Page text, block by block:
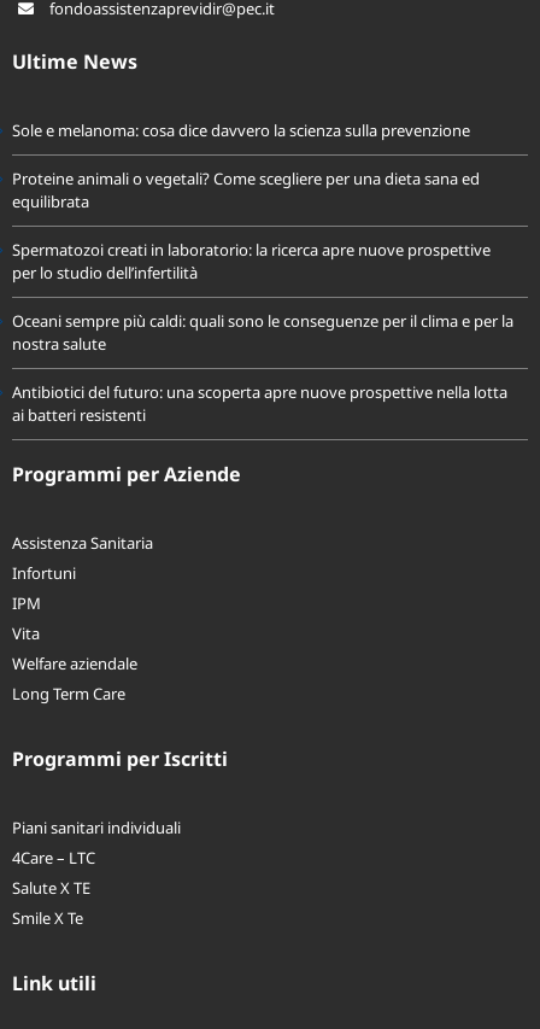
fondoassistenzaprevidir@pec.it
Ultime News
Sole e melanoma: cosa dice davvero la scienza sulla prevenzione
Proteine animali o vegetali? Come scegliere per una dieta sana ed
equilibrata
Spermatozoi creati in laboratorio: la ricerca apre nuove prospettive
per lo studio dell’infertilità
Oceani sempre più caldi: quali sono le conseguenze per il clima e per la
Antibiotici del futuro: una scoperta apre nuove prospettive nella lotta
Programmi per Aziende
Long Term Care
Programmi per Iscritti
Link utili